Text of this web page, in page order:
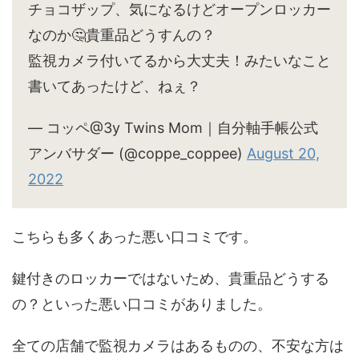
チョコザップ、気になるけどオープンロッカー
なのか🤔貴重品どうすんの？
監視カメラ付いてるから大丈夫！みたいなこと
書いてあったけど、ねぇ？
— コッペ@3y Twins Mom｜自分軸手帳公式
アンバサダー (@coppe_coppee) August 20,
2022
こちらも多くあった悪い口コミです。
鍵付きのロッカーではないため、貴重品どうする
の？といった悪い口コミがありました。
全ての店舗で監視カメラはあるものの、不安な方は